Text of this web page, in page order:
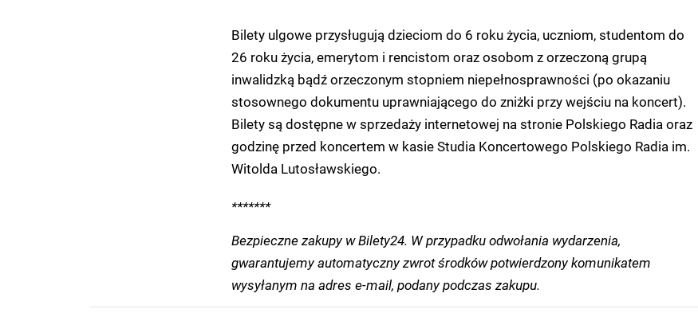
Bilety ulgowe przysługują dzieciom do 6 roku życia, uczniom, studentom do
26 roku życia, emerytom i rencistom oraz osobom z orzeczoną grupą
inwalidzką bądź orzeczonym stopniem niepełnosprawności (po okazaniu
stosownego dokumentu uprawniającego do zniżki przy wejściu na koncert).
Bilety są dostępne w sprzedaży internetowej na stronie Polskiego Radia oraz
godzinę przed koncertem w kasie Studia Koncertowego Polskiego Radia im.
Witolda Lutosławskiego.
*******
Bezpieczne zakupy w Bilety24. W przypadku odwołania wydarzenia,
gwarantujemy automatyczny zwrot środków potwierdzony komunikatem
wysyłanym na adres e-mail, podany podczas zakupu.